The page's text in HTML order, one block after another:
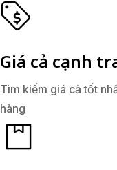
Giá cả cạnh
Tìm kiếm giá cả tốt
hàng